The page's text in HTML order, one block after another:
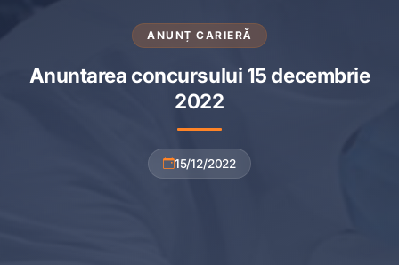
ANUNȚ CARIERĂ
Anuntarea concursului 15 decembrie
2022
15/12/2022